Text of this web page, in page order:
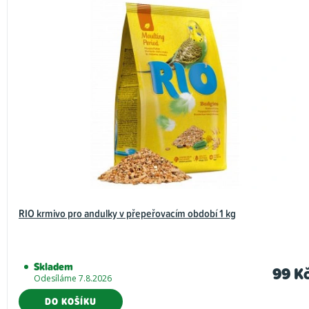
RIO krmivo pro andulky v přepeřovacím období 1 kg
Skladem
Odesíláme 7.8.2026 99
DO KOŠÍKU